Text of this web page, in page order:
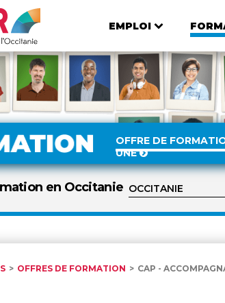
EMPLOI
OFFRE DE
UNE
en Occitanie
OFFRES DE FORMATION CAP -